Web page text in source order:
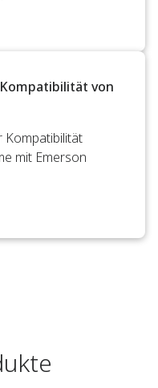
von
Kompatibilität
mit Emerson